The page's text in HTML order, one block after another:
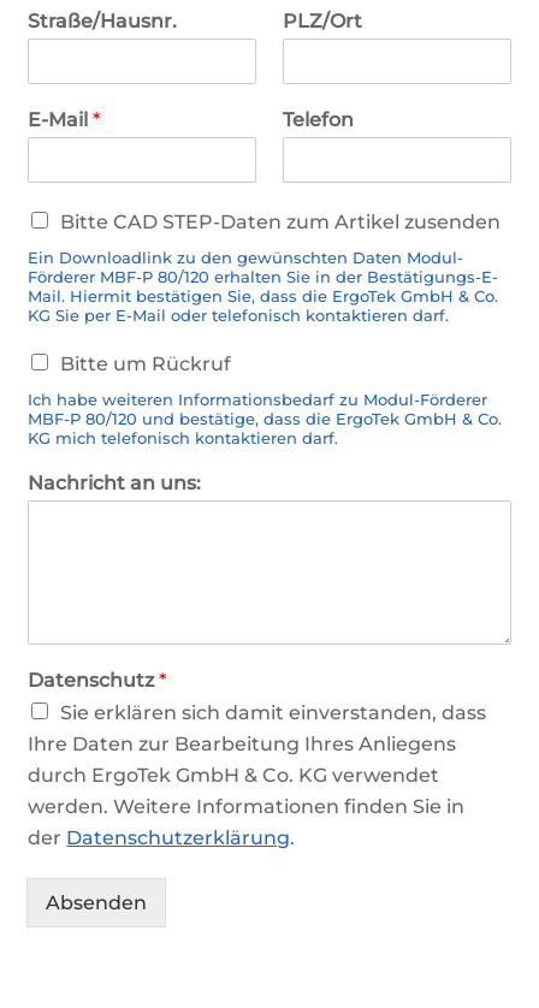
Straße/Hausnr. PLZ/Ort
E-Mail* Telefon
C
D
-
D
t
n
Bitte CAD STEP-Daten zum Artikel zusenden
Ein Downloadlink zu den gewünschten Daten Modul-
Förderer MBF-P 80/120 erhalten Sie in der Bestätigungs-E-
Mail. Hiermit bestätigen Sie, dass die ErgoTek GmbH & Co.
KG Sie per E-Mail oder telefonisch kontaktieren darf.
R
c
k
u
f
Bitte um Rückruf
Ich habe weiteren Informationsbedarf zu Modul-Förderer
MBF-P 80/120 und bestätige, dass die ErgoTek GmbH & Co.
KG mich telefonisch kontaktieren darf.
Nachricht an uns:
Datenschutz*
Sie erklären sich damit einverstanden, dass
Ihre Daten zur Bearbeitung Ihres Anliegens
durch ErgoTek GmbH & Co. KG verwendet
werden. Weitere Informationen finden Sie in
der Datenschutzerklärung.
Absenden